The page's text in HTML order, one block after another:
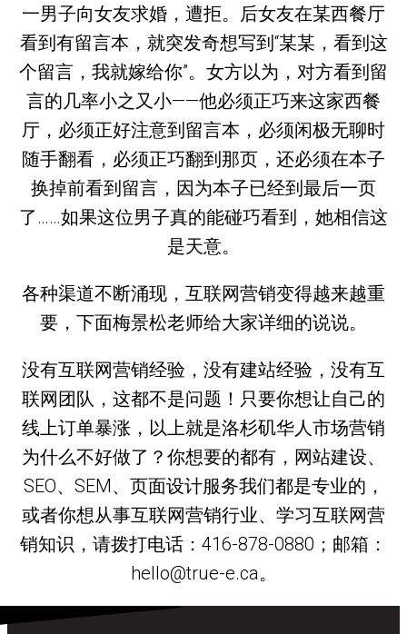
一男子向女友求婚，遭拒。后女友在某西餐厅
看到有留言本，就突发奇想写到“某某，看到这
个留言，我就嫁给你”。女方以为，对方看到留
言的几率小之又小——他必须正巧来这家西餐
厅，必须正好注意到留言本，必须闲极无聊时
随手翻看，必须正巧翻到那页，还必须在本子
换掉前看到留言，因为本子已经到最后一页
了……如果这位男子真的能碰巧看到，她相信这
是天意。
各种渠道不断涌现，互联网营销变得越来越重
要，下面梅景松老师给大家详细的说说。
没有互联网营销经验，没有建站经验，没有互
联网团队，这都不是问题！只要你想让自己的
线上订单暴涨，以上就是洛杉矶华人市场营销
为什么不好做了？你想要的都有，网站建设、
SEO、SEM、页面设计服务我们都是专业的，
或者你想从事互联网营销行业、学习互联网营
销知识，请拨打电话：416-878-0880；邮箱：
hello@true-e.ca。